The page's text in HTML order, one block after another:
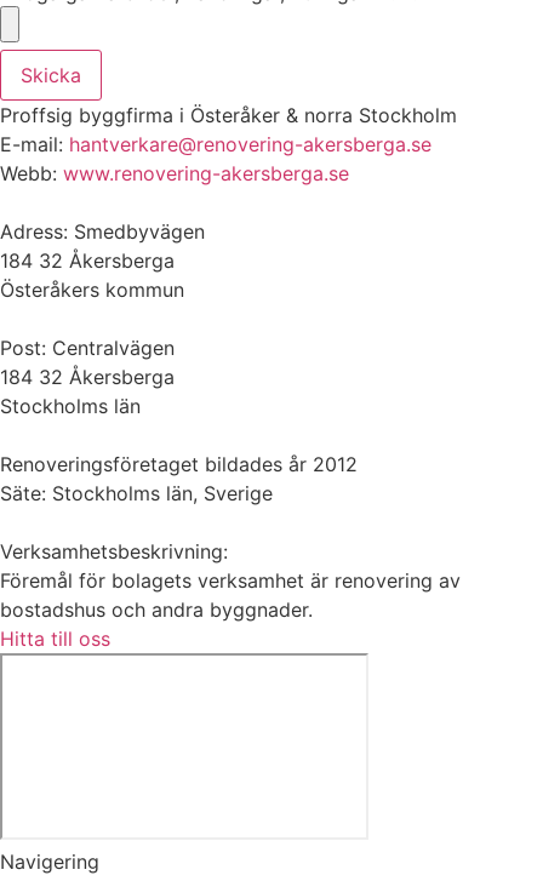
Skicka
Proffsig byggfirma i Österåker & norra Stockholm
E-mail: hantverkare@renovering-akersberga.se
Webb: www.renovering-akersberga.se
Adress: Smedbyvägen
184 32 Åkersberga
Österåkers kommun
Post: Centralvägen
184 32 Åkersberga
Stockholms län
Renoveringsföretaget bildades år 2012
Säte: Stockholms län, Sverige
Verksamhetsbeskrivning:
Föremål för bolagets verksamhet är renovering av
bostadshus och andra byggnader.
Hitta till oss
Navigering